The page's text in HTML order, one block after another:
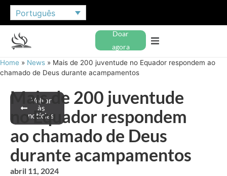
Português
Doar
agora
Home » News » Mais de 200 juventude no Equador respondem ao
chamado de Deus durante acampamentos
Voltar
às
notícias
Mais de 200 juventude
no Equador respondem
ao chamado de Deus
durante acampamentos
abril 11, 2024